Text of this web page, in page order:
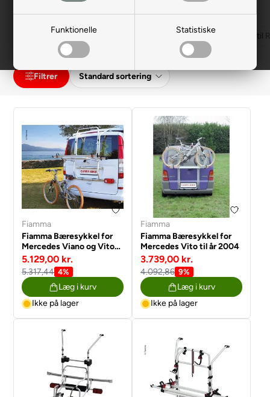
Funktionelle Statistiske
Cykelholder til VW Cykelholder til Mercedes Cykelholder til
Filtrer
Fiamma
Fiamma Bæresykkel for
Mercedes Viano og Vito
04-2014
5.129,00 kr.
5.317,44 4%
Læg i kurv
Ikke på lager
Fiamma
Fiamma Bæresykkel for
Mercedes Vito til år 2004
3.739,00 kr.
4.092,86 9%
Læg i kurv
Ikke på lager